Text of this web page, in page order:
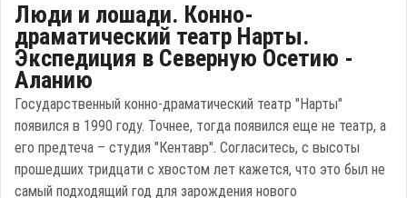
Люди и лошади. Конно-
драматический театр Нарты.
Экспедиция в Северную Осетию -
Аланию
Государственный конно-драматический театр "Нарты"
появился в 1990 году. Точнее, тогда появился еще не театр, а
его предтеча – студия "Кентавр". Согласитесь, с высоты
прошедших тридцати с хвостом лет кажется, что это был не
самый подходящий год для зарождения нового